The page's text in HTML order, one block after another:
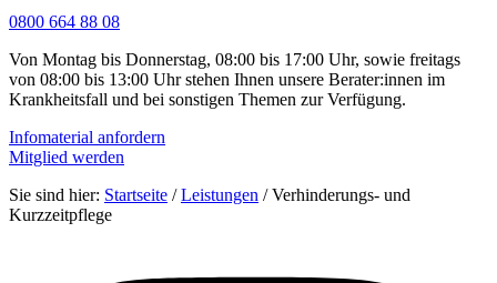
0800 664 88 08
Von Montag bis Donnerstag, 08:00 bis 17:00 Uhr, sowie freitags
von 08:00 bis 13:00 Uhr stehen Ihnen unsere Berater:innen im
Krankheitsfall und bei sonstigen Themen zur Verfügung.
Infomaterial anfordern
Mitglied werden
Sie sind hier: Startseite /Leistungen /Verhinderungs- und
Kurzzeitpflege